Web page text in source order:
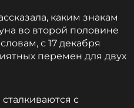
каким знакам
во второй половине
с 17 декабря
перемен для двух
с